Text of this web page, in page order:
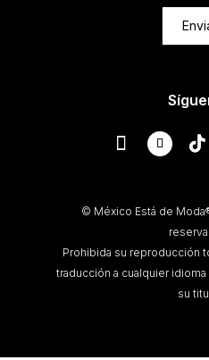
© México Está de
Prohibida su reproducción
traducción a cualquier
su